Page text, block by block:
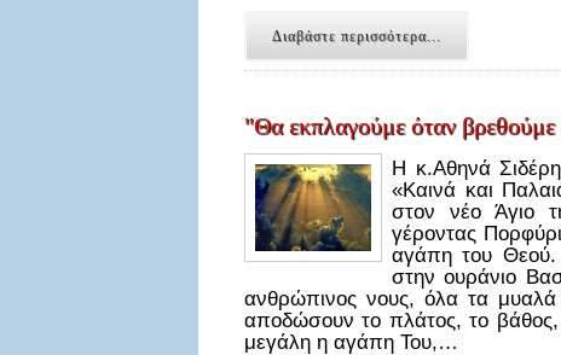
Διαβάστε περισσότερα...
"Θα εκπλαγούμε όταν
Η κ.Αθηνά
«Καινά και
στον νέο Άγιο
γέροντας
αγάπη του Θεού.
στην ουράνιο
ανθρώπινος νους, όλα τα
αποδώσουν το πλάτος, το βάθος,
μεγάλη η αγάπη Του,…